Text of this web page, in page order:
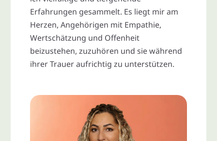
Erfahrungen gesammelt. Es liegt mir am
Herzen, Angehörigen mit Empathie,
Wertschätzung und Offenheit
beizustehen, zuzuhören und sie während
ihrer Trauer aufrichtig zu unterstützen.